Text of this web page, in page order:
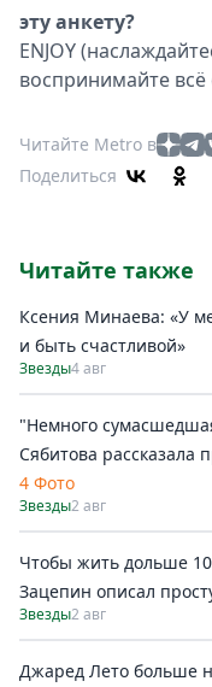
эту анкету?
ENJOY
воспринимайте
Читайте Metro в
Поделиться
Читайте также
Ксения Минаева: «У
и быть счастливой»
Звезды4 авг
"Немного
Сябитова
4 Фото
Звезды2 авг
Чтобы жить дольше
Зацепин описал
Звезды2 авг
Джаред Лето больше